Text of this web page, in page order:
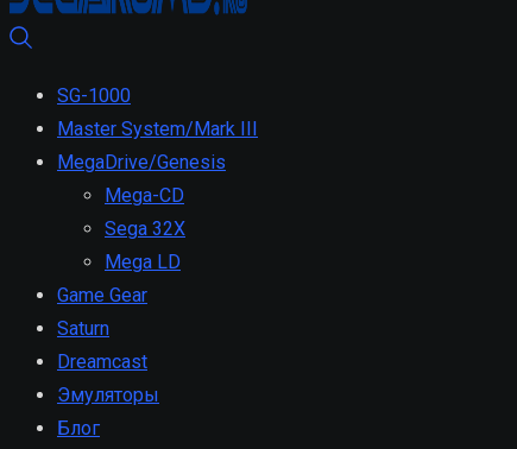
SG-1000
Master System/Mark III
MegaDrive/Genesis
Mega-CD
Sega 32X
Mega LD
Game Gear
Saturn
Dreamcast
Эмуляторы
Блог